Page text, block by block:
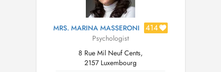
MRS. MARINA MASSERONI 414
Psychologist
8 Rue Mil Neuf Cents,
2157 Luxembourg